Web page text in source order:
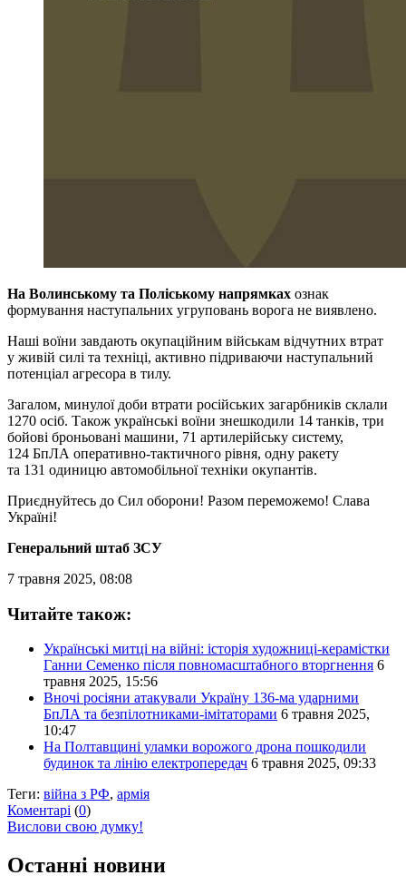
На Волинському та Поліському напрямках ознак
формування наступальних угруповань ворога не виявлено.
Наші воїни завдають окупаційним військам відчутних втрат
у живій силі та техніці, активно підриваючи наступальний
потенціал агресора в тилу.
Загалом, минулої доби втрати російських загарбників склали
1270 осіб. Також українські воїни знешкодили 14 танків, три
бойові броньовані машини, 71 артилерійську систему,
124 БпЛА оперативно-тактичного рівня, одну ракету
та 131 одиницю автомобільної техніки окупантів.
Приєднуйтесь до Сил оборони! Разом переможемо! Слава
Україні!
Генеральний штаб ЗСУ
7 травня 2025, 08:08
Читайте також:
Українські митці на війні: історія художниці-керамістки
Ганни Семенко після повномасштабного вторгнення 6
травня 2025, 15:56
Вночі росіяни атакували Україну 136-ма ударними
БпЛА та безпілотниками-імітаторами 6 травня 2025,
10:47
На Полтавщині уламки ворожого дрона пошкодили
будинок та лінію електропередач 6 травня 2025, 09:33
Теги: війна з РФ, армія
Коментарі (0)
Вислови свою думку!
Останні новини